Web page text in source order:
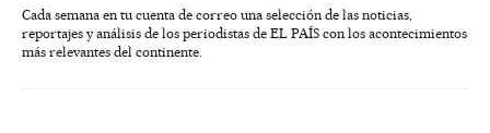
Cada semana en tu cuenta de correo una selección de las noticias,
reportajes y análisis de los periodistas de EL PAÍS con los acontecimientos
más relevantes del continente.